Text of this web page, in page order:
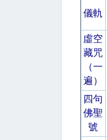
儀軌
虛空
藏咒
（一
遍）
四句
佛聖
號